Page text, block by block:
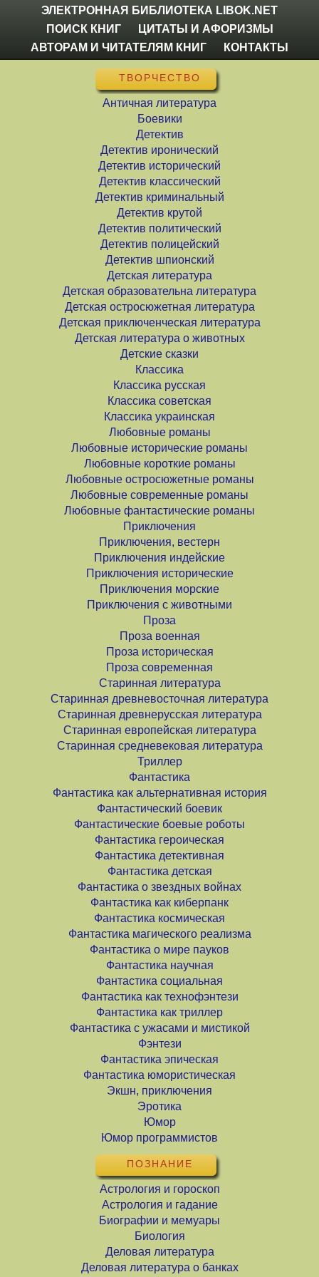
ЭЛЕКТРОННАЯ БИБЛИОТЕКА LIBOK.NET
ПОИСК КНИГ
ЦИТАТЫ И АФОРИЗМЫ
АВТОРАМ И ЧИТАТЕЛЯМ КНИГ
КОНТАКТЫ
ТВОРЧЕСТВО
Античная литература
Боевики
Детектив
Детектив иронический
Детектив исторический
Детектив классический
Детектив криминальный
Детектив крутой
Детектив политический
Детектив полицейский
Детектив шпионский
Детская литература
Детская образовательна литература
Детская остросюжетная литература
Детская приключенческая литература
Детская литература о животных
Детские сказки
Классика
Классика русская
Классика советская
Классика украинская
Любовные романы
Любовные исторические романы
Любовные короткие романы
Любовные остросюжетные романы
Любовные современные романы
Любовные фантастические романы
Приключения
Приключения, вестерн
Приключения индейские
Приключения исторические
Приключения морские
Приключения с животными
Проза
Проза военная
Проза историческая
Проза современная
Старинная литература
Старинная древневосточная литература
Старинная древнерусская литература
Старинная европейская литература
Старинная средневековая литература
Триллер
Фантастика
Фантастика как альтернативная история
Фантастический боевик
Фантастические боевые роботы
Фантастика героическая
Фантастика детективная
Фантастика детская
Фантастика о звездных войнах
Фантастика как киберпанк
Фантастика космическая
Фантастика магического реализма
Фантастика о мире пауков
Фантастика научная
Фантастика социальная
Фантастика как технофэнтези
Фантастика как триллер
Фантастика с ужасами и мистикой
Фэнтези
Фантастика эпическая
Фантастика юмористическая
Экшн, приключения
Эротика
Юмор
Юмор программистов
ПОЗНАНИЕ
Астрология и гороскоп
Астрология и гадание
Биографии и мемуары
Биология
Деловая литература
Деловая литература о банках